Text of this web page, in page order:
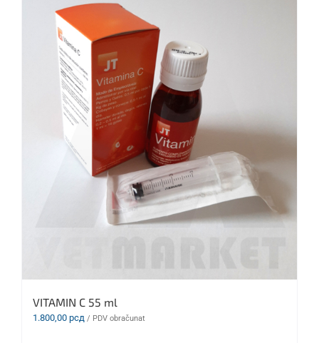
VITAMIN C 55 ml
1.800,00 рсд / PDV obračunat